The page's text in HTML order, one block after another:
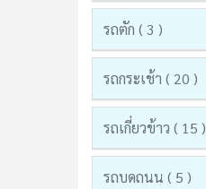
รถตัก ( 3 )
รถกระเช้า ( 20 )
รถเกี่ยวข้าว ( 15 )
รถบดถนน ( 5 )